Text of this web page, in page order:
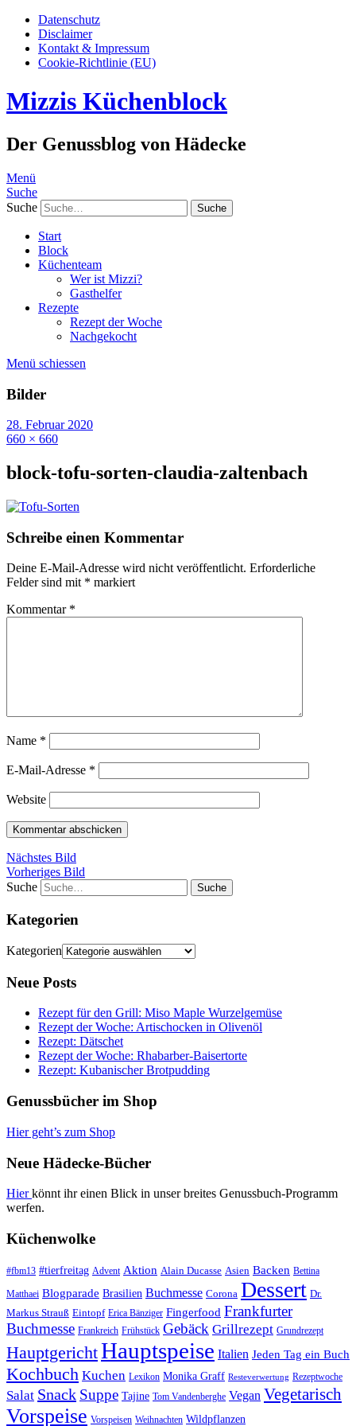
Datenschutz
Disclaimer
Kontakt & Impressum
Cookie-Richtlinie (EU)
Mizzis Küchenblock
Der Genussblog von Hädecke
Menü
Suche
Suche
Start
Block
Küchenteam
Wer ist Mizzi?
Gasthelfer
Rezepte
Rezept der Woche
Nachgekocht
Menü schiessen
Bilder
28. Februar 2020
660 × 660
block-tofu-sorten-claudia-zaltenbach
Schreibe einen Kommentar
Deine E-Mail-Adresse wird nicht veröffentlicht. Erforderliche
Felder sind mit * markiert
Kommentar *
Name *
E-Mail-Adresse *
Website
Nächstes Bild
Vorheriges Bild
Suche
Kategorien
Kategorien
Neue Posts
Rezept für den Grill: Miso Maple Wurzelgemüse
Rezept der Woche: Artischocken in Olivenöl
Rezept: Dätschet
Rezept der Woche: Rhabarber-Baisertorte
Rezept: Kubanischer Brotpudding
Genussbücher im Shop
Hier geht’s zum Shop
Neue Hädecke-Bücher
Hierkönnt ihr einen Blick in unser breites Genussbuch-Programm
werfen.
Küchenwolke
#fbm13 #tierfreitag Advent Aktion Alain Ducasse Asien Backen Bettina
Matthaei Blogparade Brasilien Buchmesse Corona Dessert Dr.
Markus Strauß Eintopf Erica Bänziger Fingerfood Frankfurter
Buchmesse Frankreich Frühstück Gebäck Grillrezept Grundrezept
HauptgerichtHauptspeise Italien Jeden Tag ein Buch
Kochbuch Kuchen Lexikon Monika Graff Resteverwertung Rezeptwoche
Salat Snack Suppe Tajine Tom Vandenberghe Vegan Vegetarisch
Vorspeise Vorspeisen Weihnachten Wildpflanzen